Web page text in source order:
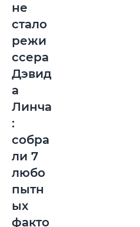
не
стало
режи
ссера
Дэвид
а
Линча
:
собра
ли 7
любо
пытн
ых
факто